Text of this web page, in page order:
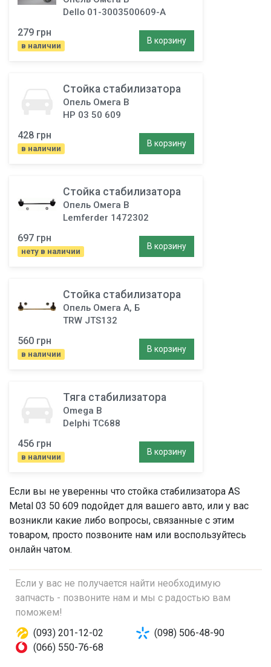
Dello 01-3003500609-A
279 грн
в наличии
В корзину
Стойка стабилизатора
Опель Омега B
HP 03 50 609
428 грн
в наличии
В корзину
Стойка стабилизатора
Опель Омега B
Lemferder 1472302
697 грн
нету в наличии
В корзину
Стойка стабилизатора
Опель Омега А, Б
TRW JTS132
560 грн
в наличии
В корзину
Тяга стабилизатора
Omega B
Delphi TC688
456 грн
в наличии
В корзину
Если вы не уверенны что стойка стабилизатора AS
Metal 03 50 609 подойдет для вашего авто, или у вас
возникли какие либо вопросы, связанные с этим
товаром, просто позвоните нам или воспользуйтесь
онлайн чатом.
Если у вас не получается найти необходимую
запчасть - позвоните нам и мы с радостью вам
поможем!
(093) 201-12-02
(098) 506-48-90
(066) 550-76-68